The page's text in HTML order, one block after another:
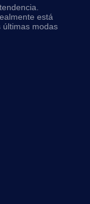
está
últimas modas